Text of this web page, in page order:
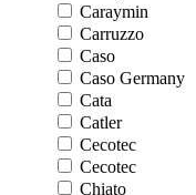
Caraymin
Carruzzo
Caso
Caso Germany
Cata
Catler
Cecotec
Cecotec
Chiato